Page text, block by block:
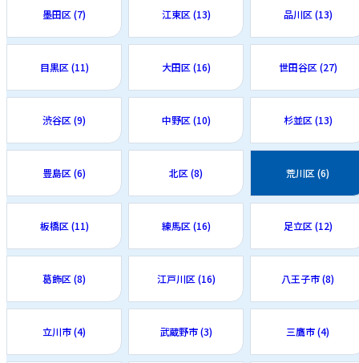
墨田区 (7) 江東区 (13) 品川区 (13)
目黒区 (11) 大田区 (16) 世田谷区 (27)
渋谷区 (9) 中野区 (10) 杉並区 (13)
豊島区 (6) 北区 (8) 荒川区 (6)
板橋区 (11) 練馬区 (16) 足立区 (12)
葛飾区 (8) 江戸川区 (16) 八王子市 (8)
立川市 (4) 武蔵野市 (3) 三鷹市 (4)